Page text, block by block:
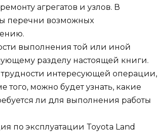
агрегатов и узлов. В
перечни возможных
выполнения той или иной
разделу настоящей книги.
интересующей операции,
можно будет узнать, какие
ли для выполнения работы
по эксплуатации Toyota Land